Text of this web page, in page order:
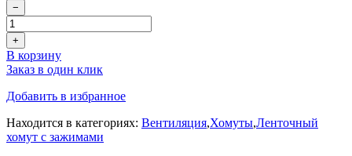
−
+
В корзину
Заказ в один клик
Добавить в избранное
Находится в категориях: Вентиляция,Хомуты,Ленточный
хомут с зажимами